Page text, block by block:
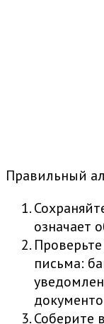
Правильный
означает
письма:
Соберите